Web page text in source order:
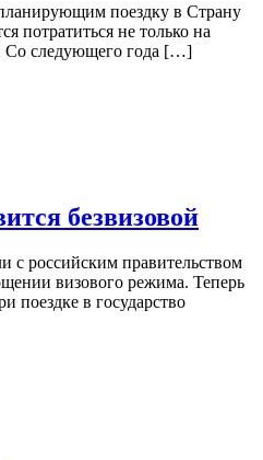
поездку в Страну
потратиться не только на
следующего года […]
безвизовой
с российским правительством
визового режима. Теперь
поездке в государство